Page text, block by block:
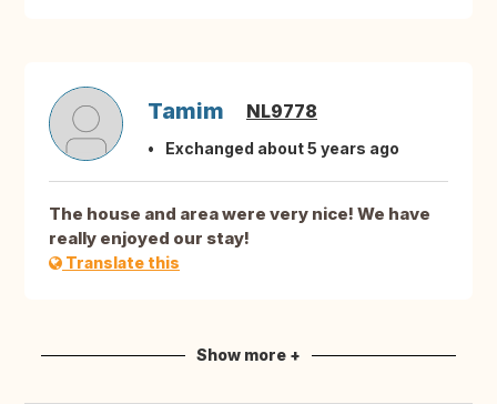
Tamim NL9778
Exchanged about 5 years ago
The house and area were very nice! We have
really enjoyed our stay!
Translate this
Show more +